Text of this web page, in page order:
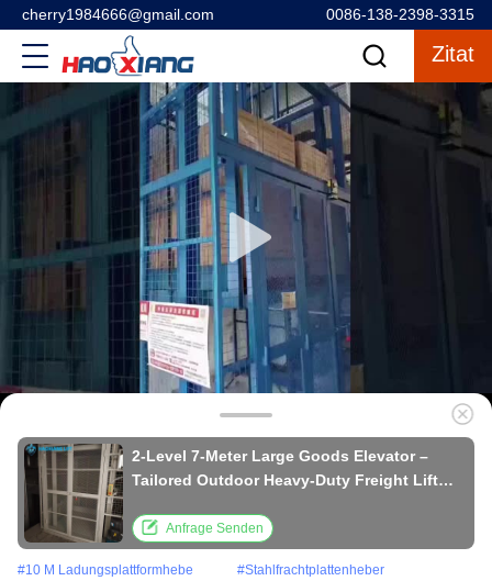
cherry1984666@gmail.com 0086-138-2398-3315
Zitat
2-Level 7-Meter Large Goods Elevator –
Tailored Outdoor Heavy-Duty Freight Lift
Anfrage Senden
#10 M Ladungsplattformhebe #Stahlfrachtplattenheber